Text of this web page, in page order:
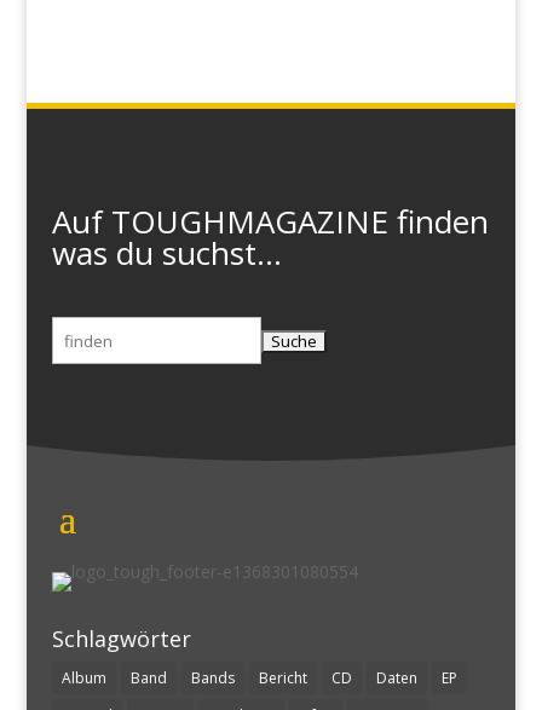
Auf TOUGHMAGAZINE finden
was du suchst...
Suchen
nach:
Schlagwörter
Album Band Bands Bericht CD Daten
EP